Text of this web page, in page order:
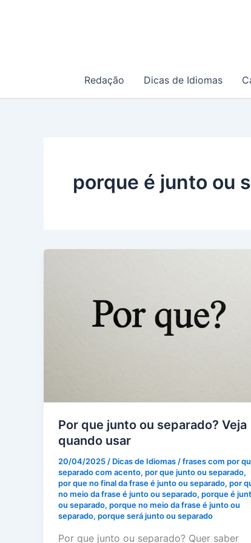
Redação Dicas de Idiomas
porque é junto ou
Por que junto ou separado? Veja
quando usar
20/04/2025 / Dicas de Idiomas /frases com por
separado com acento, por que junto ou separado,
por que no final da frase é junto ou separado, por
no meio da frase é junto ou separado, porque é
ou separado, porque no meio da frase é junto ou
separado, porque será junto ou separado
Por que junto ou separado? Quer saber